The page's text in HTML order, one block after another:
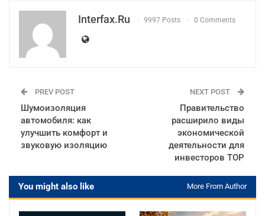
Interfax.ru 9997 Posts 0 Comments
PREV POST
Шумоизоляция
автомобиля: как
улучшить комфорт и
звуковую изоляцию
NEXT POST
Правительство
расширило виды
экономической
деятельности для
инвесторов ТОР
You might also like More From Author